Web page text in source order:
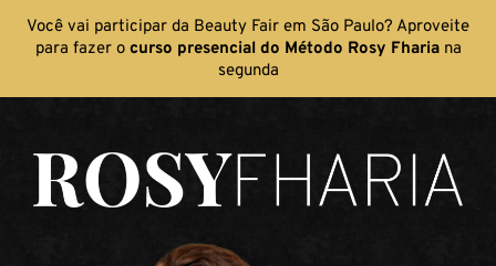
Você vai participar da Beauty Fair em São Paulo? Aproveite
para fazer o curso presencial do Método Rosy Fhariana
segunda